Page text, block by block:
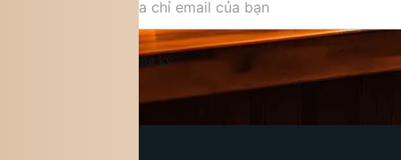
Đăng ký